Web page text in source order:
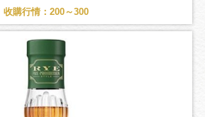
收購行情：200～300